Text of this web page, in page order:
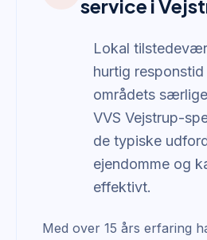
service i
Lokal
hurtig
områdets
VVS Vejstrup-
de typiske
ejendomme og
effektivt.
Med over 15 års erfaring